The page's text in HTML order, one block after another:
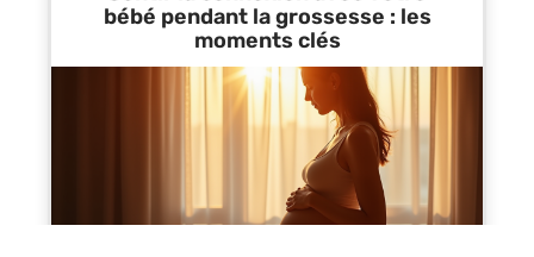
bébé pendant la grossesse : les
moments clés